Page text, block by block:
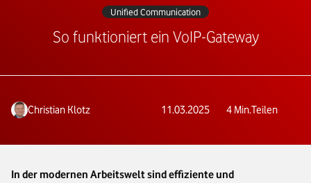
Unified Communication
So funktioniert ein VoIP-Gateway
Christian Klotz 11.03.2025 4 Min.Teilen
In der modernen Arbeitswelt sind effiziente und